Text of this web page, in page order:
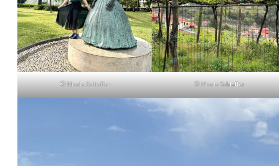
© Nicole Schlaffer © Nicole Schlaffer